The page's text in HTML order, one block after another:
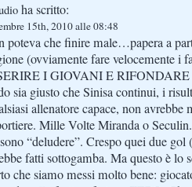
ha scritto:
15th, 2010 alle 08:48
poteva che finire male…papera a
(ovviamente fare velocemente i
I GIOVANI E
sia giusto che Sinisa continui, i
allenatore capace, non avrebbe
Mille Volte Miranda o
“deludere”. Crespo quei due
fatti sottogamba. Ma questo è lo
che siamo messi molto bene: